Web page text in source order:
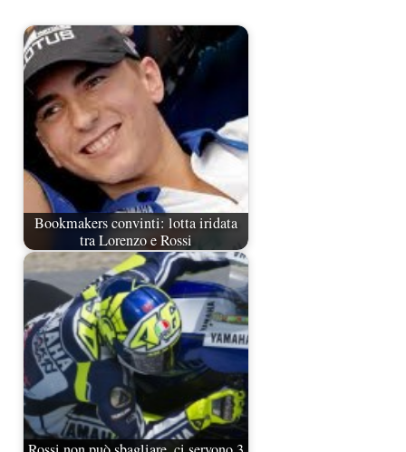
Bookmakers convinti: lotta iridata
tra Lorenzo e Rossi